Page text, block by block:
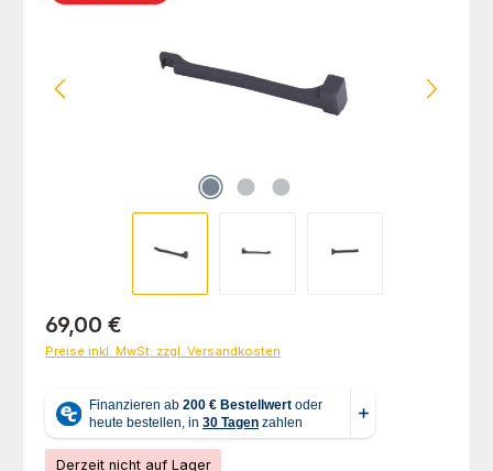
Regulärer Preis:
69,00 €
Preise inkl. MwSt. zzgl. Versandkosten
Derzeit nicht auf Lager